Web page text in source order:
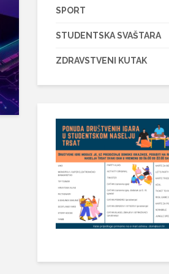
SPORT
STUDENTSKA SVAŠTARA
ZDRAVSTVENI KUTAK